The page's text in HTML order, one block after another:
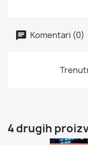
Komentari (0)
4 drugih